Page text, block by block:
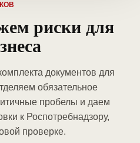
риски для
документов для
обязательное
пробелы и даем
к Роспотребнадзору,
проверке.